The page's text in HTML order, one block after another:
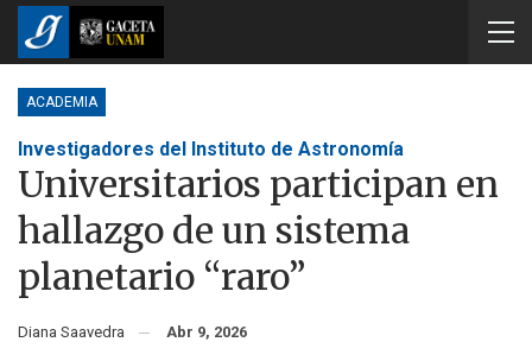
ACADEMIA
Investigadores del Instituto de Astronomía
Universitarios participan en
hallazgo de un sistema
planetario “raro”
Diana Saavedra Abr 9, 2026